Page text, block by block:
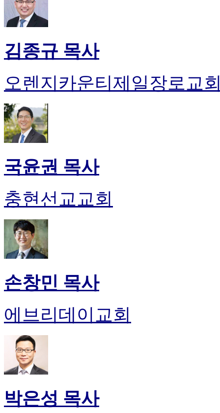
김종규 목사
오렌지카운티제일장로교
국윤권 목사
충현선교교회
손창민 목사
에브리데이교회
박은성 목사